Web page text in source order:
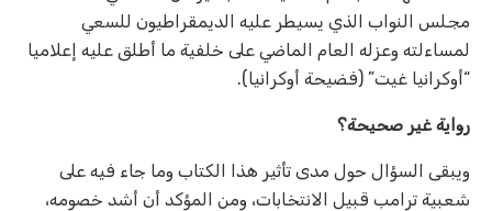
مجلس النواب الذي يسيطر عليه الديمقراطيون للسعي
لمساءلته وعزله العام الماضي على خلفية ما أطلق عليه إعلاميا
“أوكرانيا غيت” (فضيحة أوكرانيا).
رواية غير صحيحة؟
ويبقى السؤال حول مدى تأثير هذا الكتاب وما جاء فيه على
شعبية ترامب قبيل الانتخابات، ومن المؤكد أن أشد خصومه،